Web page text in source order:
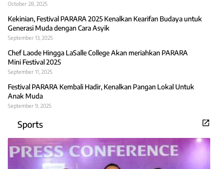
October 28, 2025
Kekinian, Festival PARARA 2025 Kenalkan Kearifan Budaya untuk
Generasi Muda dengan Cara Asyik
September 13, 2025
Chef Laode Hingga LaSalle College Akan meriahkan PARARA
Mini Festival 2025
September 11, 2025
Festival PARARA Kembali Hadir, Kenalkan Pangan Lokal Untuk
Anak Muda
September 9, 2025
Sports